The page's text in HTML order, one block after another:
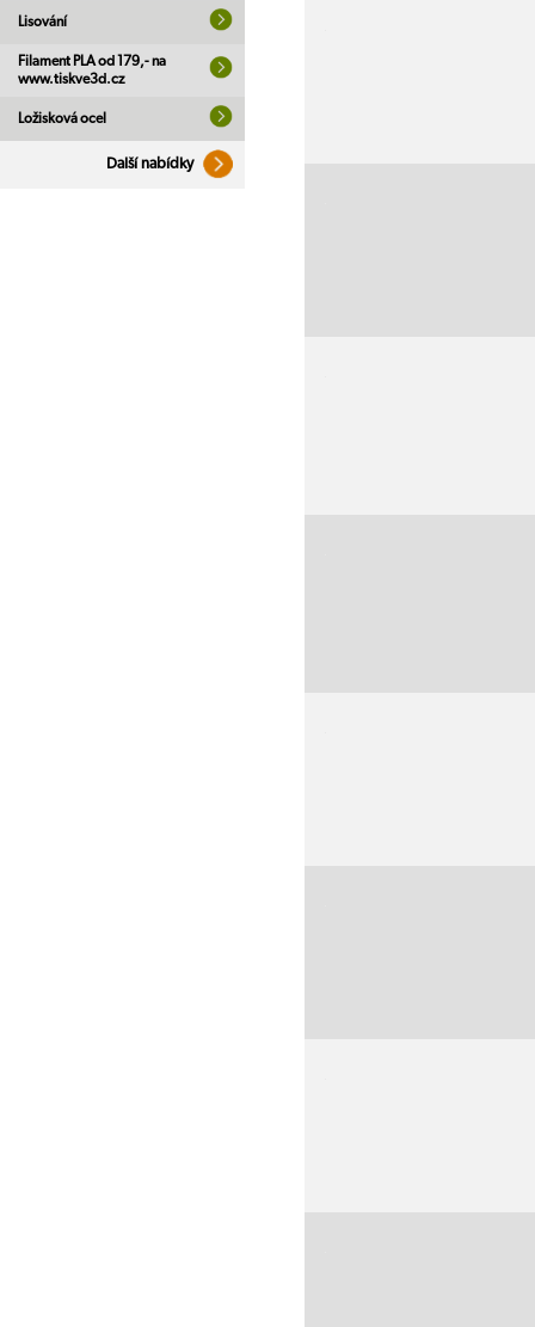
Lisování
Filament PLA od 179,- na
www.tiskve3d.cz
Ložisková ocel
Další nabídky